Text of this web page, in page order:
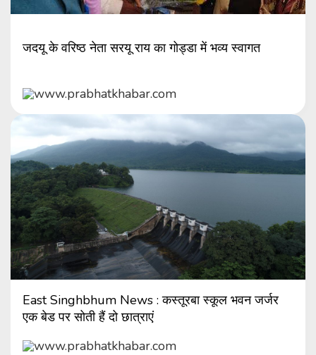
जदयू के वरिष्ठ नेता सरयू राय का गोड्डा में भव्य स्वागत
www.prabhatkhabar.com
East Singhbhum News : कस्तूरबा स्कूल भवन जर्जर
एक बेड पर सोती हैं दो छात्राएं
www.prabhatkhabar.com